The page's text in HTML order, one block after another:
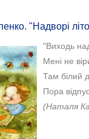
"Надворі
"Виходь
Мені не
Там білий
Пора
(Наталя